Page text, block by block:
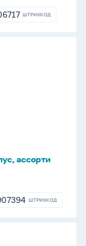
ШТРИХКОД
ассорти
ШТРИХКОД